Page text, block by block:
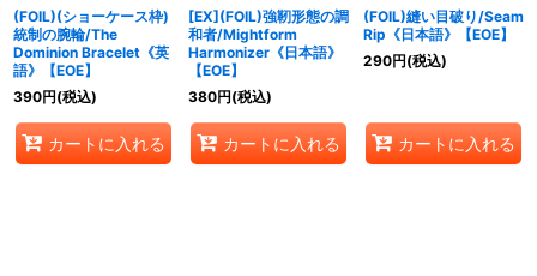
(FOIL)(ショーケース枠)
統制の腕輪/The
Dominion Bracelet《英
語》【EOE】
390円(税込)
カートに入れる
[EX](FOIL)強靭形態の調
和者/Mightform
Harmonizer《日本語》
【EOE】
380円(税込)
カートに入れる
(FOIL)縫い目破り/Seam
Rip《日本語》【EOE】
290円(税込)
カートに入れる